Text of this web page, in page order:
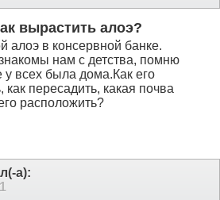
вырастить алоэ?
алоэ в консервной банке.
нам с детства, помню
всех была дома.Как его
пересадить, какая почва
расположить?
а):